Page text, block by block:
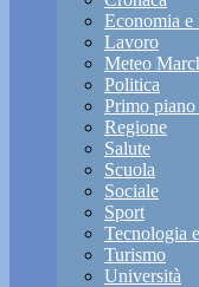
Economia e
Lavoro
Meteo
Politica
Primo
Regione
Salute
Scuola
Sociale
Sport
Tecnologia
Turismo
Università